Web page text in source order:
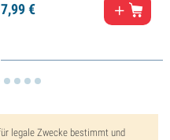
7,99€
legale Zwecke bestimmt und